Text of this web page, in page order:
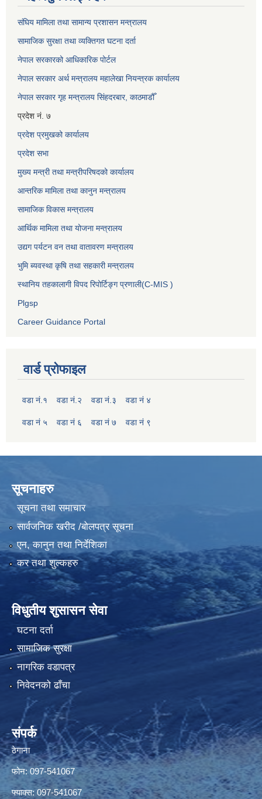
संघिय मामिला तथा सामान्य प्रशासन मन्त्रालय
सामाजिक सुरक्षा तथा व्यक्तिगत घटना दर्ता
नेपाल सरकारको आधिकारिक पोर्टल
नेपाल सरकार अर्थ मन्त्रालय महालेखा नियन्त्रक कार्यालय
नेपाल सरकार गृह मन्त्रालय सिंहदरबार, काठमाडौँ
प्रदेश नं. ७
प्रदेश प्रमुखको कार्यालय
प्रदेश सभा
मुख्य मन्त्री तथा मन्त्रीपरिषदको कार्यालय
आन्तरिक मामिला तथा कानुन मन्त्रालय
सामाजिक विकास मन्त्रालय
आर्थिक मामिला तथा योजना मन्त्रालय
उद्यग पर्यटन वन तथा वातावरण मन्त्रालय
भुमि ब्यवस्था कृषि तथा सहकारी मन्त्रालय
स्थानिय तहकालागी विपद रिपोर्टिङ्ग प्रणाली(C-MIS )
Plgsp
Career Guidance Portal
वार्ड प्रोफाइल
वडा नं.१ वडा नं.२ वडा नं.३ वडा नं ४
वडा नं ५ वडा नं ६ वडा नं ७ वडा नं ९
सूचनाहरु
सूचना तथा समाचार
सार्वजनिक खरीद /बोलपत्र सूचना
एन, कानुन तथा निर्देशिका
कर तथा शुल्कहरु
विधुतीय शुसासन सेवा
घटना दर्ता
सामाजिक सुरक्षा
नागरिक वडापत्र
निवेदनको ढाँचा
संपर्क
ठेगाना
फोन: 097-541067
फ्याक्स: 097-541067